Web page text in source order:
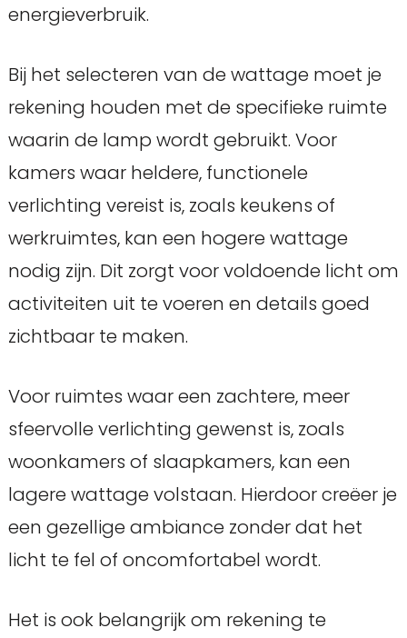
energieverbruik.
Bij het selecteren van de wattage moet je
rekening houden met de specifieke ruimte
waarin de lamp wordt gebruikt. Voor
kamers waar heldere, functionele
verlichting vereist is, zoals keukens of
werkruimtes, kan een hogere wattage
nodig zijn. Dit zorgt voor voldoende licht om
activiteiten uit te voeren en details goed
zichtbaar te maken.
Voor ruimtes waar een zachtere, meer
sfeervolle verlichting gewenst is, zoals
woonkamers of slaapkamers, kan een
lagere wattage volstaan. Hierdoor creëer je
een gezellige ambiance zonder dat het
licht te fel of oncomfortabel wordt.
Het is ook belangrijk om rekening te